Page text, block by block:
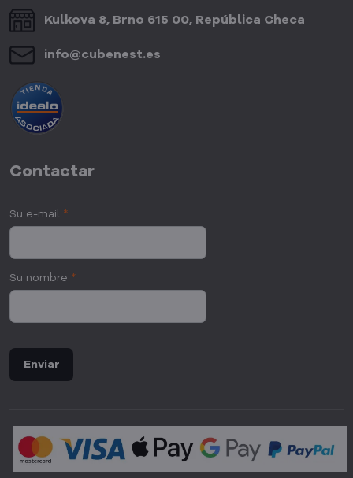
Kulkova 8, Brno 615 00, República Checa
info​@cubenest​.es
Contactar
Su e-mail *
Su nombre *
Enviar